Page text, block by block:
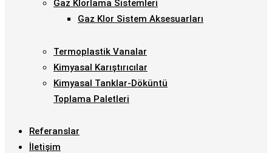
Gaz Klorlama Sistemleri
Gaz Klor Sistem Aksesuarları
Termoplastik Vanalar
Kimyasal Karıştırıcılar
Kimyasal Tanklar-Döküntü
Toplama Paletleri
Referanslar
İletişim